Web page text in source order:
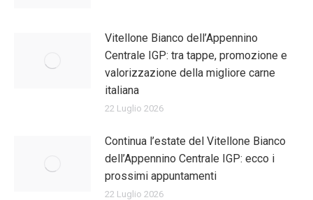
Vitellone Bianco dell’Appennino
Centrale IGP: tra tappe, promozione e
valorizzazione della migliore carne
italiana
22 Luglio 2026
Continua l’estate del Vitellone Bianco
dell’Appennino Centrale IGP: ecco i
prossimi appuntamenti
22 Luglio 2026